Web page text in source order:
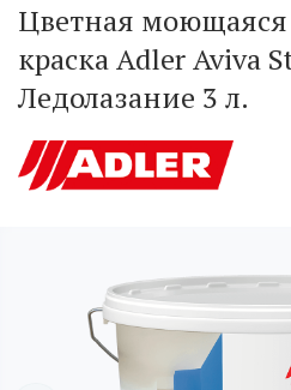
Цветная моющаяся
краска Adler Aviva
Ледолазание 3 л.